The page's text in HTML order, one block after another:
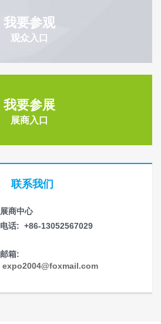
我要参观
观众入口
我要参展
展商入口
联系我们
展商中心
电话: +86-13052567029
邮箱:
expo2004@foxmail.com